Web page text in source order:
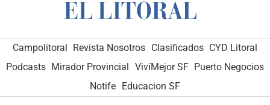
Campolitoral Revista Nosotros Clasificados CYD Litoral
Podcasts Mirador Provincial VivíMejor SF Puerto Negocios
Notife Educacion SF